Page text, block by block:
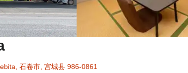
石卷市, 宫城县 986-0861